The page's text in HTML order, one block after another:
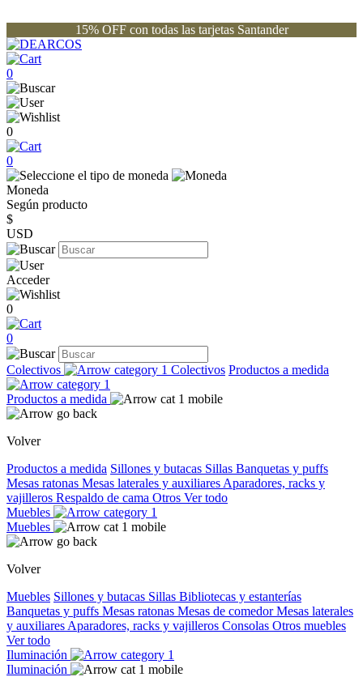
15% OFF con todas las tarjetas Santander
0
0
0
Moneda
Según producto
$
USD
Acceder
0
0
Colectivos Colectivos Productos a medida
Productos a medida
Volver
Productos a medida Sillones y butacas Sillas Banquetas y puffs
Mesas ratonas Mesas laterales y auxiliares Aparadores, racks y
vajilleros Respaldo de cama Otros Ver todo
Muebles
Muebles
Volver
Muebles Sillones y butacas Sillas Bibliotecas y estanterías
Banquetas y puffs Mesas ratonas Mesas de comedorMesas laterales
y auxiliares Aparadores, racks y vajilleros Consolas Otros muebles
Ver todo
Iluminación
Iluminación